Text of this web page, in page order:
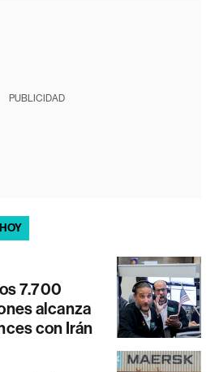
PUBLICIDAD
7.700
alcanza
con Irán